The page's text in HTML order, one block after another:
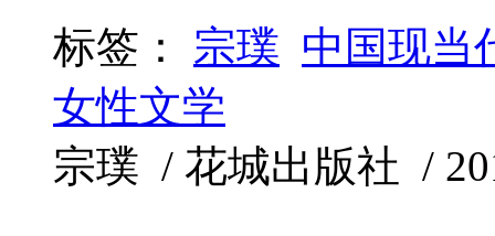
标签： 宗璞 中国现当
女性文学
宗璞 / 花城出版社 /